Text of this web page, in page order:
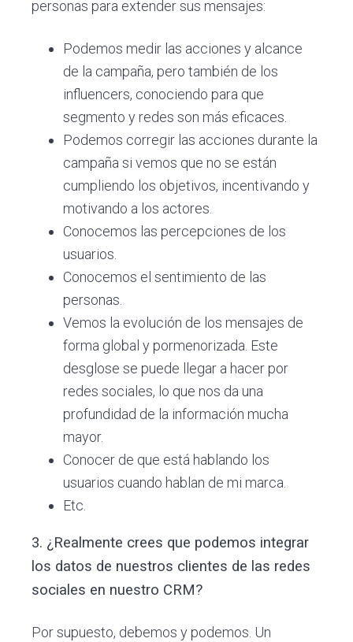
personas para extender sus mensajes:
Podemos medir las acciones y alcance
de la campaña, pero también de los
influencers, conociendo para que
segmento y redes son más eficaces.
Podemos corregir las acciones durante la
campaña si vemos que no se están
cumpliendo los objetivos, incentivando y
motivando a los actores.
Conocemos las percepciones de los
usuarios.
Conocemos el sentimiento de las
personas.
Vemos la evolución de los mensajes de
forma global y pormenorizada. Este
desglose se puede llegar a hacer por
redes sociales, lo que nos da una
profundidad de la información mucha
mayor.
Conocer de que está hablando los
usuarios cuando hablan de mi marca.
Etc.
3. ¿Realmente crees que podemos integrar
los datos de nuestros clientes de las redes
sociales en nuestro CRM?
Por supuesto, debemos y podemos. Un